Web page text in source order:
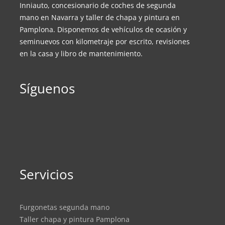
Inniauto, concesionario de coches de segunda
mano en Navarra y taller de chapa y pintura en
Pamplona. Disponemos de vehículos de ocasión y
seminuevos con kilometraje por escrito, revisiones
en la casa y libro de mantenimiento.
Síguenos
Servicios
Furgonetas segunda mano
Taller chapa y pintura Pamplona